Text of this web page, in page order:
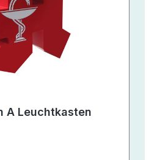
A Leuchtkasten